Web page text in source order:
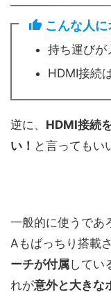
こんな人に
持ち運びが
HDMI接続
逆に、 HDMI接続
い！ と言ってもい
一般的に使うであ
Aもばっちり搭載
ーチが付属してい
れが意外と大きな